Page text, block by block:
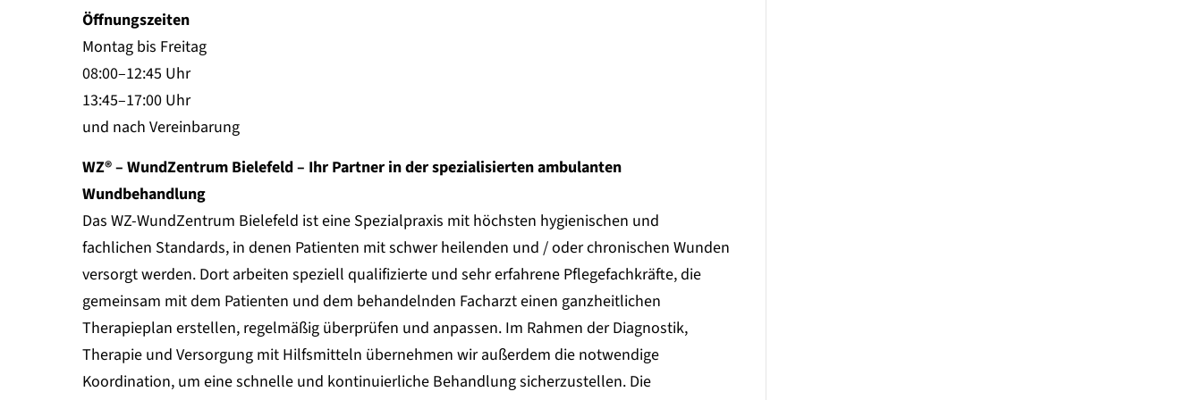
Öffnungszeiten
Montag bis Freitag
08:00–12:45 Uhr
13:45–17:00 Uhr
und nach Vereinbarung
WZ® – WundZentrum Bielefeld – Ihr Partner in der spezialisierten ambulanten
Wundbehandlung
Das WZ-WundZentrum Bielefeld ist eine Spezialpraxis mit höchsten hygienischen und
fachlichen Standards, in denen Patienten mit schwer heilenden und / oder chronischen Wunden
versorgt werden. Dort arbeiten speziell qualifizierte und sehr erfahrene Pflegefachkräfte, die
gemeinsam mit dem Patienten und dem behandelnden Facharzt einen ganzheitlichen
Therapieplan erstellen, regelmäßig überprüfen und anpassen. Im Rahmen der Diagnostik,
Therapie und Versorgung mit Hilfsmitteln übernehmen wir außerdem die notwendige
Koordination, um eine schnelle und kontinuierliche Behandlung sicherzustellen. Die